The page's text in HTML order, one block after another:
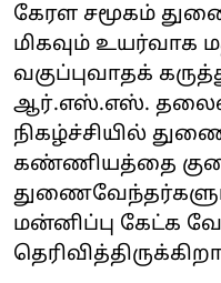
கேரள சமூகம்
மிகவும் உயர்வாக
வகுப்புவாதக்
ஆர்.எஸ்.எஸ்.
நிகழ்ச்சியில்
கண்ணியத்தை
மன்னிப்பு கேட்க